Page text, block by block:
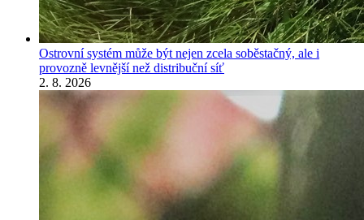
Ostrovní systém může být nejen zcela soběstačný, ale i
provozně levnější než distribuční síť
2. 8. 2026